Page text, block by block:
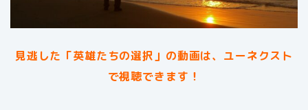
見逃した「英雄たちの選択」の動画は、ユーネクスト
で視聴できます！